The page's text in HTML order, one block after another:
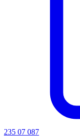
235 07 087